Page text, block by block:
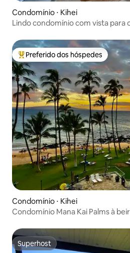
Condomínio ⋅ Kihei
Lindo condomínio com vista para
Entre os melhores preferidos dos
Preferido dos hóspedes
Condomínio ⋅ Kihei
Condomínio Mana Kai Palms à
Superhost
Superhost